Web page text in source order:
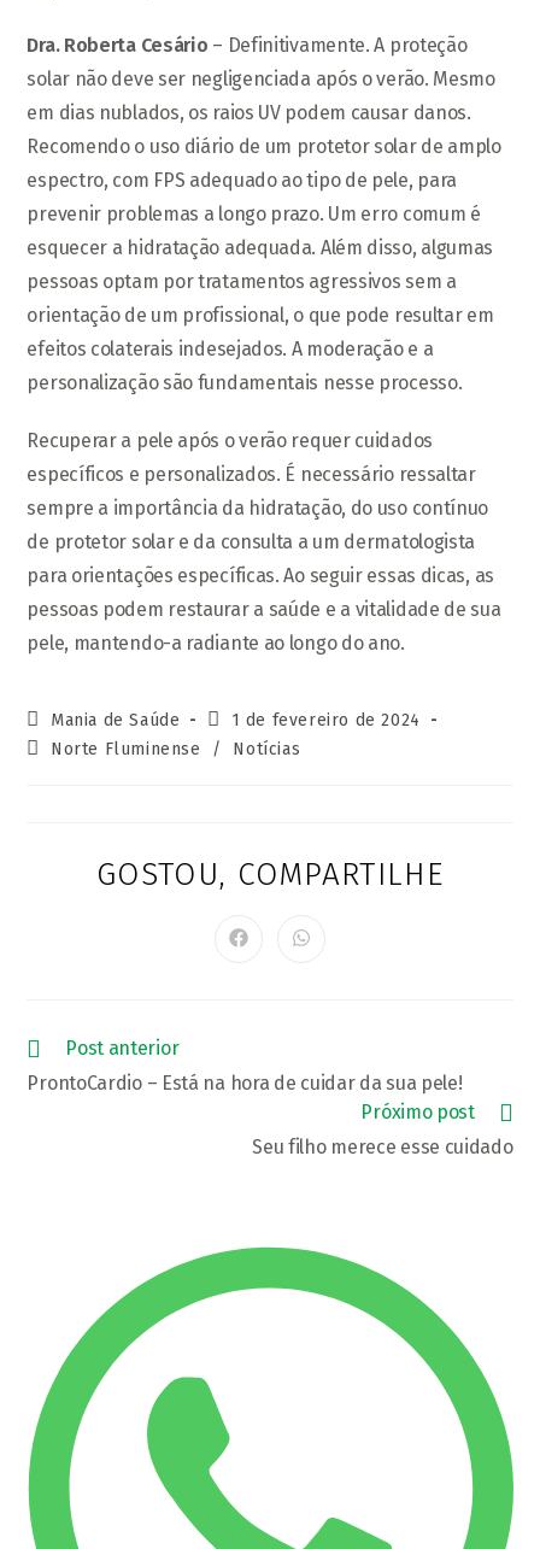
Dra. Roberta Cesário – Definitivamente. A proteção
solar não deve ser negligenciada após o verão. Mesmo
em dias nublados, os raios UV podem causar danos.
Recomendo o uso diário de um protetor solar de amplo
espectro, com FPS adequado ao tipo de pele, para
prevenir problemas a longo prazo. Um erro comum é
esquecer a hidratação adequada. Além disso, algumas
pessoas optam por tratamentos agressivos sem a
orientação de um profissional, o que pode resultar em
efeitos colaterais indesejados. A moderação e a
personalização são fundamentais nesse processo.
Recuperar a pele após o verão requer cuidados
específicos e personalizados. É necessário ressaltar
sempre a importância da hidratação, do uso contínuo
de protetor solar e da consulta a um dermatologista
para orientações específicas. Ao seguir essas dicas, as
pessoas podem restaurar a saúde e a vitalidade de sua
pele, mantendo-a radiante ao longo do ano.
Autor
do
Mania de Saúde
Post
publicado:
1 de fevereiro de 2024
Categoria
Norte Fluminense / Notícias
GOSTOU, COMPARTILHEESTE
Abre
Abre
Leia
artigos
Post anterior
ProntoCardio – Está na hora de cuidar da sua pele!
Próximo post
Seu filho merece esse cuidado